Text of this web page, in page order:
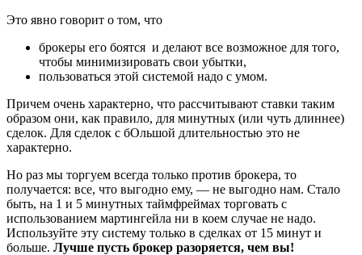
Это явно говорит о том, что
брокеры его боятся и делают все возможное для того,
чтобы минимизировать свои убытки,
пользоваться этой системой надо с умом.
Причем очень характерно, что рассчитывают ставки таким
образом они, как правило, для минутных (или чуть длиннее)
сделок. Для сделок с бОльшой длительностью это не
характерно.
Но раз мы торгуем всегда только против брокера, то
получается: все, что выгодно ему, — не выгодно нам. Стало
быть, на 1 и 5 минутных таймфреймах торговать с
использованием мартингейла ни в коем случае не надо.
Используйте эту систему только в сделках от 15 минут и
больше. Лучше пусть брокер разоряется, чем вы!